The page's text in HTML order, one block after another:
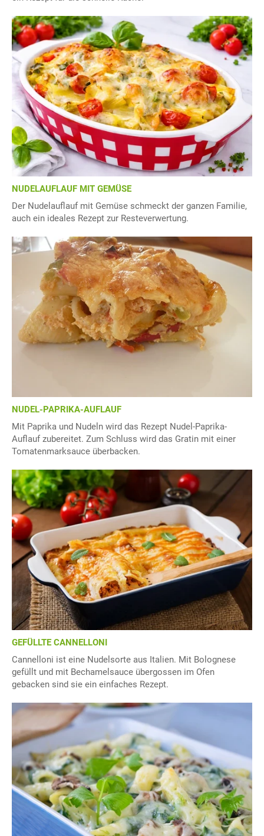
NUDELAUFLAUF MIT GEMÜSE
Der Nudelauflauf mit Gemüse schmeckt der ganzen Familie,
auch ein ideales Rezept zur Resteverwertung.
NUDEL-PAPRIKA-AUFLAUF
Mit Paprika und Nudeln wird das Rezept Nudel-Paprika-
Auflauf zubereitet. Zum Schluss wird das Gratin mit einer
Tomatenmarksauce überbacken.
GEFÜLLTE CANNELLONI
Cannelloni ist eine Nudelsorte aus Italien. Mit Bolognese
gefüllt und mit Bechamelsauce übergossen im Ofen
gebacken sind sie ein einfaches Rezept.